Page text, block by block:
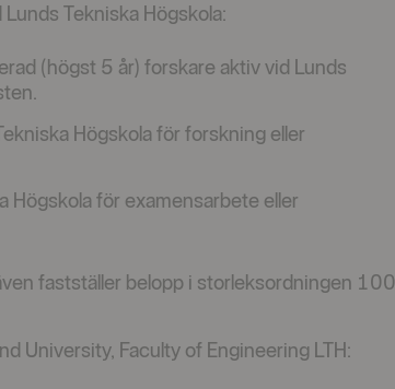
Tekniska Högskola:
(högst 5 år) forskare aktiv vid Lunds
Högskola för forskning eller
Högskola för examensarbete eller
fastställer belopp i storleksordningen 100
University, Faculty of Engineering LTH: